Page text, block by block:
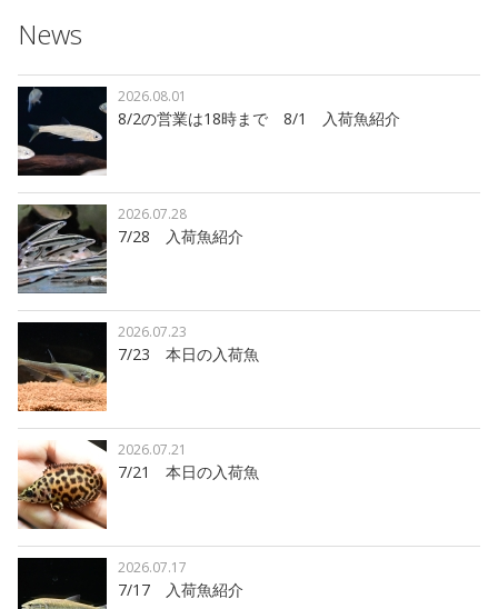
News
8/2の営業は18時まで 8/1 入荷魚紹介
2026.08.01
7/28 入荷魚紹介
2026.07.28
7/23 本日の入荷魚
2026.07.23
7/21 本日の入荷魚
2026.07.21
7/17 入荷魚紹介
2026.07.17